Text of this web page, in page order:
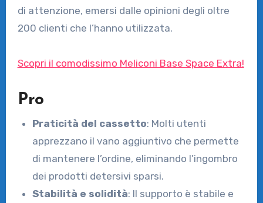
di attenzione, emersi dalle opinioni degli oltre
200 clienti che l’hanno utilizzata.
Scopri il comodissimo Meliconi Base Space Extra!
Pro
Praticità del cassetto: Molti utenti
apprezzano il vano aggiuntivo che permette
di mantenere l’ordine, eliminando l’ingombro
dei prodotti detersivi sparsi.
Stabilità e solidità: Il supporto è stabile e